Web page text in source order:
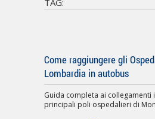
Come raggiungere gli
Lombardia in autobus
Guida completa ai collegamenti
principali poli ospedalieri di